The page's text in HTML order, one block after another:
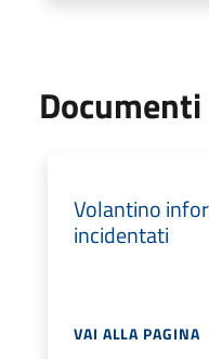
Documenti
Volantino
incidentati
VAI ALLA PAGINA